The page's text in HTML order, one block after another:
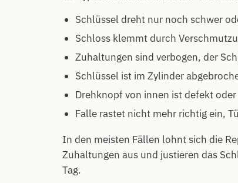
Schlüssel dreht nur noch schwer
Schloss klemmt durch
Zuhaltungen sind verbogen, der
Schlüssel ist im Zylinder
Drehknopf von innen ist defekt
Falle rastet nicht mehr richtig ein,
In den meisten Fällen lohnt sich die
Zuhaltungen aus und justieren das
Tag.